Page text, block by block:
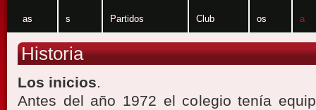
as s Partidos Club os a
Historia
Los inicios.
Antes del año 1972 el colegio tenía